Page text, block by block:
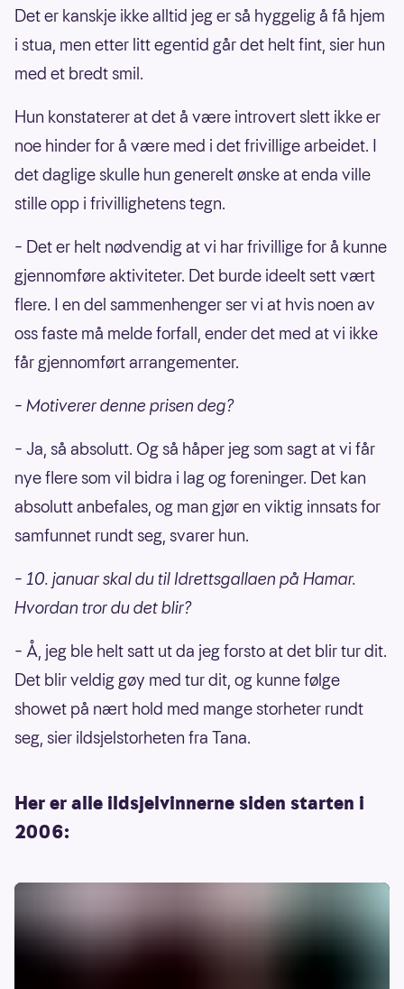
Det er kanskje ikke alltid jeg er så hyggelig å få hjem
i stua, men etter litt egentid går det helt fint, sier hun
med et bredt smil.
Hun konstaterer at det å være introvert slett ikke er
noe hinder for å være med i det frivillige arbeidet. I
det daglige skulle hun generelt ønske at enda ville
stille opp i frivillighetens tegn.
– Det er helt nødvendig at vi har frivillige for å kunne
gjennomføre aktiviteter. Det burde ideelt sett vært
flere. I en del sammenhenger ser vi at hvis noen av
oss faste må melde forfall, ender det med at vi ikke
får gjennomført arrangementer.
– Motiverer denne prisen deg?
– Ja, så absolutt. Og så håper jeg som sagt at vi får
nye flere som vil bidra i lag og foreninger. Det kan
absolutt anbefales, og man gjør en viktig innsats for
samfunnet rundt seg, svarer hun.
– 10. januar skal du til Idrettsgallaen på Hamar.
Hvordan tror du det blir?
– Å, jeg ble helt satt ut da jeg forsto at det blir tur dit.
Det blir veldig gøy med tur dit, og kunne følge
showet på nært hold med mange storheter rundt
seg, sier ildsjelstorheten fra Tana.
Her er alle ildsjelvinnerne siden starten i
2006: